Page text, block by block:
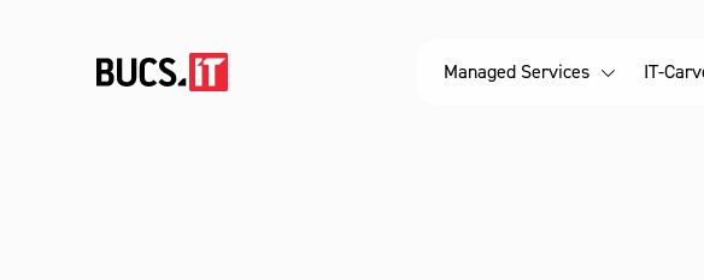
Managed Services IT-